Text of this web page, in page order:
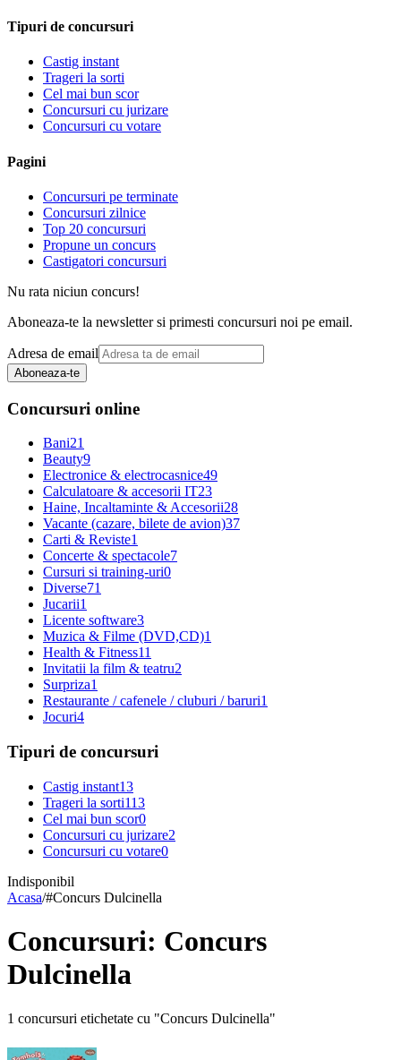
Tipuri de concursuri
Castig instant
Trageri la sorti
Cel mai bun scor
Concursuri cu jurizare
Concursuri cu votare
Pagini
Concursuri pe terminate
Concursuri zilnice
Top 20 concursuri
Propune un concurs
Castigatori concursuri
Nu rata niciun concurs!
Aboneaza-te la newsletter si primesti concursuri noi pe email.
Adresa de email
Aboneaza-te
Concursuri online
Bani21
Beauty9
Electronice & electrocasnice49
Calculatoare & accesorii IT23
Haine, Incaltaminte & Accesorii28
Vacante (cazare, bilete de avion)37
Carti & Reviste1
Concerte & spectacole7
Cursuri si training-uri0
Diverse71
Jucarii1
Licente software3
Muzica & Filme (DVD,CD)1
Health & Fitness11
Invitatii la film & teatru2
Surpriza1
Restaurante / cafenele / cluburi / baruri1
Jocuri4
Tipuri de concursuri
Castig instant13
Trageri la sorti113
Cel mai bun scor0
Concursuri cu jurizare2
Concursuri cu votare0
Indisponibil
Acasa/#Concurs Dulcinella
Concursuri: Concurs
Dulcinella
1 concursuri etichetate cu "Concurs Dulcinella"